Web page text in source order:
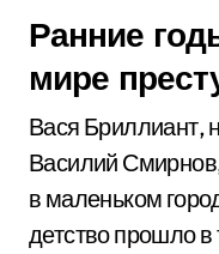
Ранние
мире
Вася Бриллиант,
Василий
в маленьком
детство прошло